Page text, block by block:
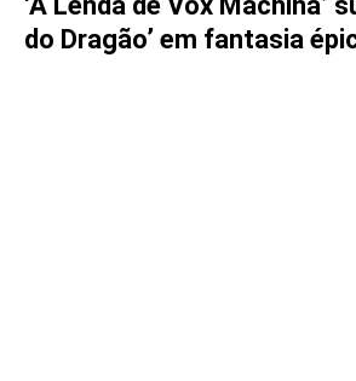
do Dragão’ em fantasia